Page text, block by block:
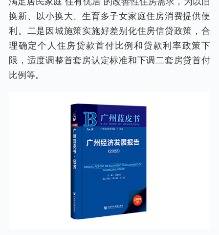
换新、以小换大、生育多子女家庭住房消费提供便
利。二是因城施策实施好差别化住房信贷政策，合
理确定个人住房贷款首付比例和贷款利率政策下
限，适度调整首套房认定标准和下调二套房贷首付
比例等。